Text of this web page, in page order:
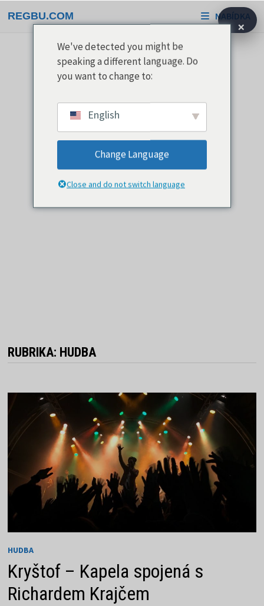
na
REGBU.COM NABÍDKA
RUBRIKA: HUDBA
HUDBA
Kryštof – Kapela spojená s
Richardem Krajčem
×
We've detected you might be
speaking a different language. Do
you want to change to:
English
Change Language
Close and do not switch language